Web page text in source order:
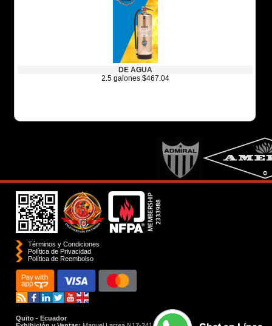
DE AGUA
2.5 galones $467.04
Términos y Condiciones
Política de Privacidad
Polí­tica de Reembolso
Quito - Ecuador